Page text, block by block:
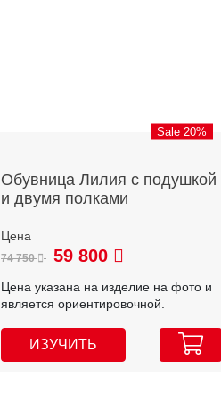
Sale 20%
Обувница Лилия с подушкой
и двумя полками
74 750 59 800
Цена указана на изделие на фото и
является ориентировочной.
ИЗУЧИТЬ